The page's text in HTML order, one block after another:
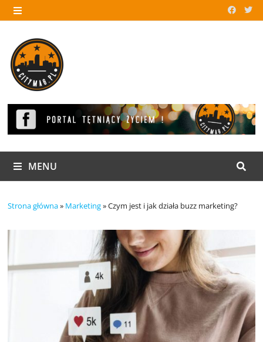
Skip
to
MENU
MENU
Strona główna» Marketing»Czym jest i jak działa buzz marketing?